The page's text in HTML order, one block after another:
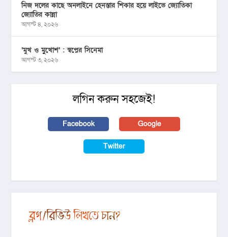
নিজ দলের কাছে অনলাইনে হেনস্তার শিকার হয়ে লাইভে জ্যোতিকা
জ্যোতির কান্না
আগস্ট ৪, ২০২৬
‘মুখ ও মু্খোশ’ : স্বপ্নের সিনেমা
আগস্ট ৩, ২০২৬
লগিন করুন সহজেই!
Facebook Google
Twitter